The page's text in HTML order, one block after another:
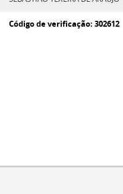
Código de verificação: 302612